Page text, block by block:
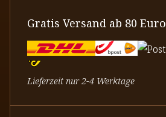
Gratis Versand ab 80 Euro
Lieferzeit nur 2-4 Werktage